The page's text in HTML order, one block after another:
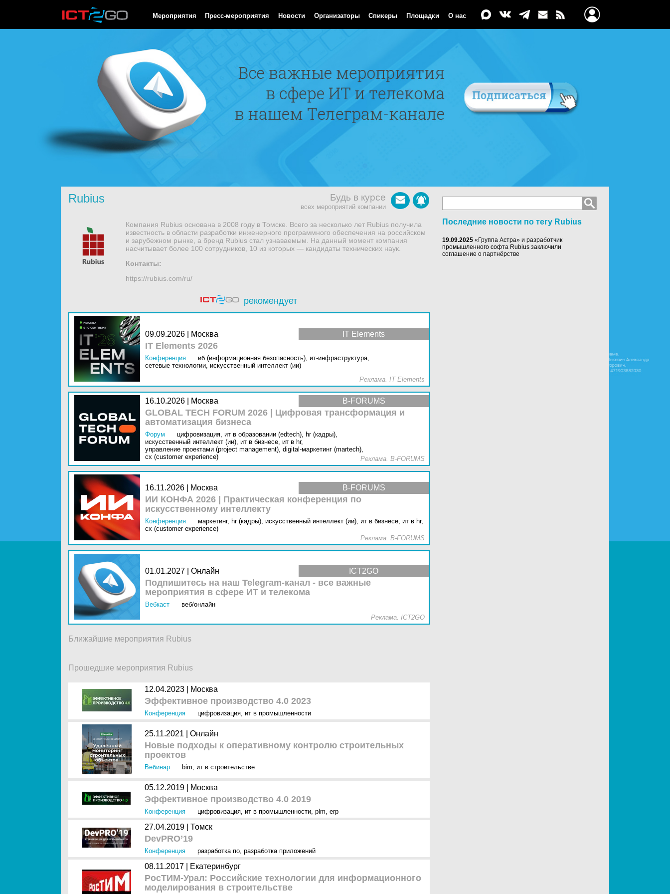
Мероприятия Пресс-мероприятия Новости Организаторы Спикеры Площадки О нас
Rubius Будь в курсе
всех мероприятий компании
Компания Rubius основана в 2008 году в Томске. Всего за несколько лет Rubius получила
известность в области разработки инженерного программного обеспечения на российском
и зарубежном рынке, а бренд Rubius стал узнаваемым. На данный момент компания
насчитывает более 100 сотрудников, 10 из которых — кандидаты технических наук.
Контакты:
https://rubius.com/ru/
рекомендует
IT Elements
09.09.2026 | Москва
IT Elements 2026
Конференция иб (информационная безопасность), ит-инфраструктура,
сетевые технологии, искусственный интеллект (ии)
Реклама. IT Elements
B-FORUMS
16.10.2026 | Москва
GLOBAL TECH FORUM 2026 | Цифровая трансформация и
автоматизация бизнеса
Форум цифровизация, ит в образовании (edtech), hr (кадры),
искусственный интеллект (ии), ит в бизнесе, ит в hr,
управление проектами (project management), digital-маркетинг (martech),
cx (customer experience)
Реклама. B-FORUMS
B-FORUMS
16.11.2026 | Москва
ИИ КОНФА 2026 | Практическая конференция по
искусственному интеллекту
Конференция маркетинг, hr (кадры), искусственный интеллект (ии), ит в бизнесе, ит в hr,
cx (customer experience)
Реклама. B-FORUMS
ICT2GO
01.01.2027 | Онлайн
Подпишитесь на наш Telegram-канал - все важные
мероприятия в сфере ИТ и телекома
Вебкаст
веб/онлайн
Реклама. ICT2GO
Ближайшие мероприятия Rubius
Прошедшие мероприятия Rubius
12.04.2023 | Москва
Эффективное производство 4.0 2023
Конференция цифровизация, ит в промышленности
25.11.2021 | Онлайн
Новые подходы к оперативному контролю строительных
проектов
Вебинар bim, ит в строительстве
05.12.2019 | Москва
Эффективное производство 4.0 2019
Конференция цифровизация, ит в промышленности, plm, erp
27.04.2019 | Томск
DevPRO’19
Конференция разработка по, разработка приложений
08.11.2017 | Екатеринбург
РосТИМ-Урал: Российские технологии для информационного
моделирования в строительстве
Последние новости по тегу Rubius
19.09.2025 «Группа Астра» и разработчик
промышленного софта Rubius заключили
соглашение о партнёрстве